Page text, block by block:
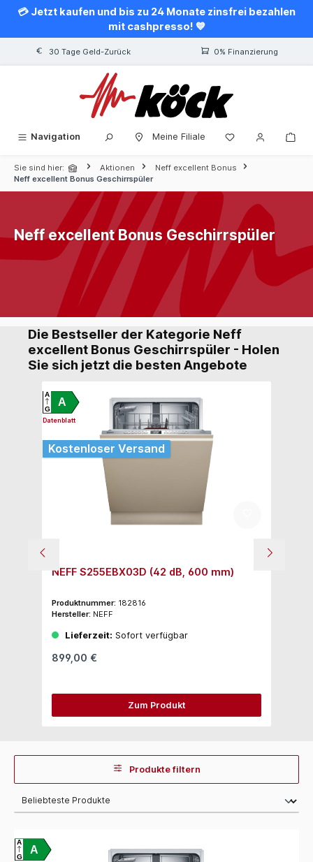
springen
💳 Jetzt kaufen und bis zu 24 Monate zinsfrei bezahlen
mit cashpresso! 💙
30 Tage Geld-Zurück 0% Finanzierung
Navigation Meine Filiale
Sie sind hier: Aktionen
Neff excellent Bonus
Neff excellent Bonus Geschirrspüler
Neff excellent Bonus Geschirrspüler
Die Bestseller der Kategorie Neff
excellent Bonus Geschirrspüler - Holen
Sie sich jetzt die besten Angebote
A
A
G
Datenblatt
Kostenloser Versand
NEFF S255EBX03D (42 dB, 600 mm)
Produktnummer: 182816
Hersteller: NEFF
Lieferzeit: Sofort verfügbar
899,00 €
Zum Produkt
Produkte filtern
A
A
G